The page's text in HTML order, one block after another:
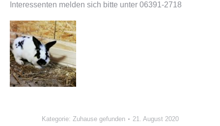
Interessenten melden sich bitte unter 06391-2718
Kategorie: Zuhause gefunden 21. August 2020